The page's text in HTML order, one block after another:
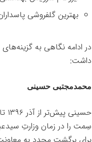
بهترین گلفروشی
در ادامه نگاهی به
داشت:
محمدمجتبی حسینی
سِمت را در زمان وزارتِ